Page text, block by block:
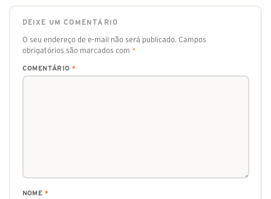
DEIXE UM COMENTÁRIO
O seu endereço de e-mail não será publicado. Campos
obrigatórios são marcados com *
COMENTÁRIO *
NOME *